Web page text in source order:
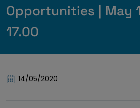
Opportunities | May
17.00
14/05/2020